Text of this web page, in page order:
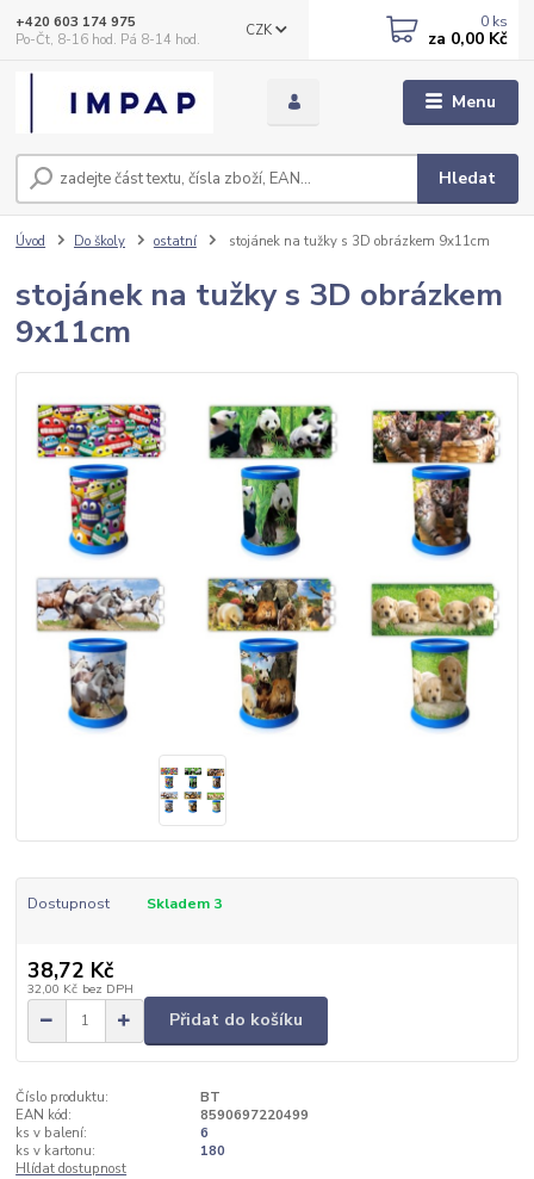
Menu
CZK
Hledat
+420 603 174 975
Po-Čt, 8-16 hod. Pá 8-14 hod.
0 ks
za 0,00 Kč
Úvod Do školy ostatní stojánek na tužky s 3D obrázkem 9x11cm
stojánek na tužky s 3D obrázkem
9x11cm
Dostupnost Skladem 3
38,72 Kč
32,00 Kč bez DPH
Přidat do košíku
Číslo produktu:
BT
EAN kód:
8590697220499
ks v balení:
6
ks v kartonu:
180
Hlídat dostupnost